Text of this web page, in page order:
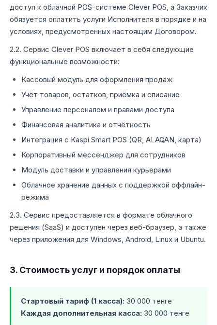
доступ к облачной POS-системе Clever POS, а Заказчик
обязуется оплатить услуги Исполнителя в порядке и на
условиях, предусмотренных настоящим Договором.
2.2. Сервис Clever POS включает в себя следующие
функциональные возможности:
Кассовый модуль для оформления продаж
Учёт товаров, остатков, приёмка и списание
Управление персоналом и правами доступа
Финансовая аналитика и отчётность
Интеграция с Kaspi Smart POS (QR, ALAQAN, карта)
Корпоративный мессенджер для сотрудников
Модуль доставки и управления курьерами
Облачное хранение данных с поддержкой оффлайн-
режима
2.3. Сервис предоставляется в формате облачного
решения (SaaS) и доступен через веб-браузер, а также
через приложения для Windows, Android, Linux и Ubuntu.
3. Стоимость услуг и порядок оплаты
Стартовый тариф (1 касса): 30 000 тенге
Каждая дополнительная касса: 30 000 тенге